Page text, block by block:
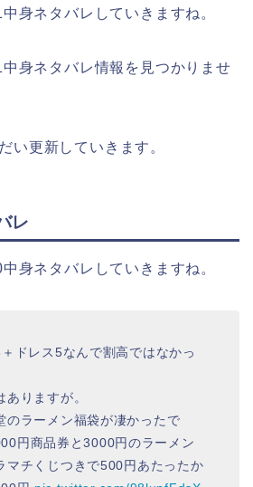
身ネタバレしていきますね。
身ネタバレ情報を見つかりませ
い更新していきます。
レ
身ネタバレしていきますね。
ドレス5なんで割高ではなかっ
りますが。
のラーメン福袋が凄かったで
円商品券と3000円のラーメン
マチくじつきで500円あたったか